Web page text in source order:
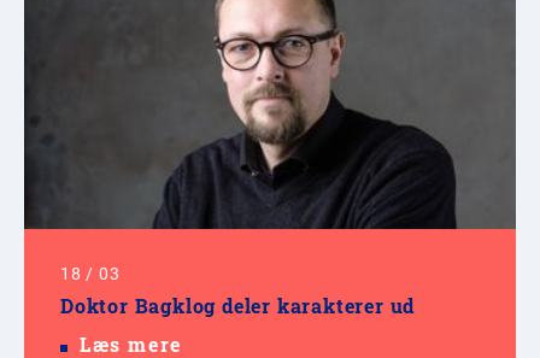
18 / 03
Doktor Bagklog deler karakterer ud
Læs mere